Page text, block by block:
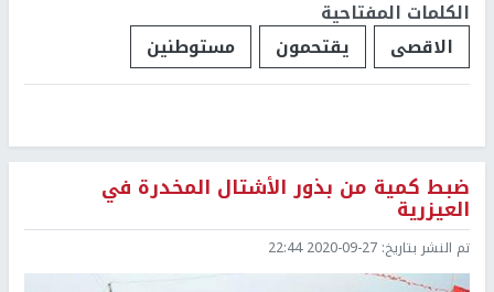
الكلمات المفتاحية
الاقصى
يقتحمون مستوطنين
ضبط كمية من بذور الأشتال المخدرة في
العيزرية
تم النشر بتاريخ: 2020-09-27 22:44